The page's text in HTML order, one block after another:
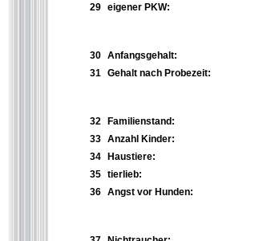
29 eigener PKW:
30 Anfangsgehalt:
31 Gehalt nach Probezeit:
32 Familienstand:
33 Anzahl Kinder:
34
Haustiere:
35 tierlieb:
36 Angst vor Hunden: